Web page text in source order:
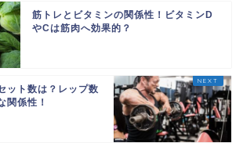
筋トレとビタミンの関係性！ビタミンD
やCは筋肉へ効果的？
ット数は？レップ数
関係性！